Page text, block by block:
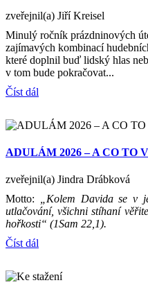
zveřejnil(a) Jiří Kreisel
Minulý ročník prázdninových
zajímavých kombinací
které doplnil buď lidský hlas
v tom bude pokračovat...
Číst dál
ADULÁM 2026 – A CO TO
zveřejnil(a) Jindra Drábková
Motto:
„Kolem Davida se v
utlačování, všichni stíhaní
hořkosti“ (1Sam 22,1).
Číst dál